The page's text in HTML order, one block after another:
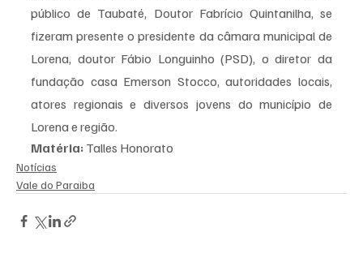
público de Taubaté, Doutor Fabrício Quintanilha, se
fizeram presente o presidente da câmara municipal de
Lorena, doutor Fábio Longuinho (PSD), o diretor da
fundação casa Emerson Stocco, autoridades locais,
atores regionais e diversos jovens do município de
Lorena e região.
Matéria: Talles Honorato
Notícias
Vale do Paraiba